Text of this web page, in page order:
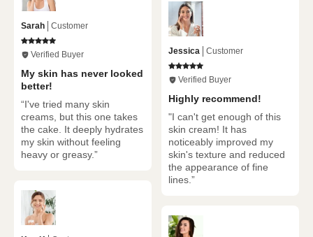
Jessica Customer
Verified Buyer
Highly recommend!
"I can't get enough of this
skin cream! It has
noticeably improved my
skin's texture and reduced
the appearance of fine
lines.”
Sarah Customer
Verified Buyer
My skin has never looked
better!
“I've tried many skin
creams, but this one takes
the cake. It deeply hydrates
my skin without feeling
heavy or greasy.”